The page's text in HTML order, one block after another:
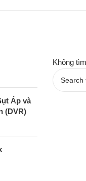
Áp và
(DVR)
Không